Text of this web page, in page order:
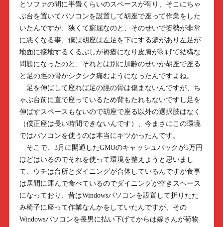
とソファの間に半畳くらいのスペースが有り、そこにちゃ
ぶ台を置いてパソコンを設置して胡座で座って作業をした
いたんですが、狭くて窮屈なのと、そのせいで姿勢が非常
に悪くなる事、僕は胡座は左足を下にする癖があり左足が
地面に接地するくるぶしが褥瘡になり皮膚が剥げて結構な
問題になったのと、それとは別に加齢のせいか胡座で座る
と足の脛の骨がシクシク痛むようになったんですよね。
足を伸ばして座れば足の脛の骨は傷まないんですが、ち
ゃぶ台前に直で座っているため背もたれもないですし足を
伸ばすスペースもないので胡座で座る以外の選択肢はなく
（僕正座は長い時間できないんです）、今まさにこの環境
ではパソコンを使うのは本当にキツかったんです。
そこで、3月に開通したGMOのキャッシュバックが5万円
ほどはいるのでそれを使って環境を整えようと思いまし
て、ウチは台所とダイニングが合体しているんですが食事
は居間に運んで食べているのでダイニングが空きスペース
になっており、昔はWindowsパソコンを設置して折りたた
み椅子に座って作業なんかをしていたんですが、その
Windowsパソコンを長男に払い下げてからは嫁さんが荷物